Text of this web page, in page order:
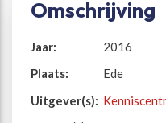
Omschrijving
Jaar:
2016
Plaats:
Ede
Uitgever(s):